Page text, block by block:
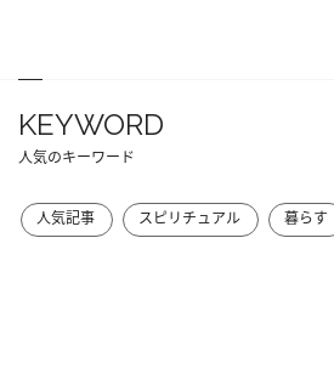
KEYWORD
人気のキーワード
人気記事 スピリチュアル 暮らす